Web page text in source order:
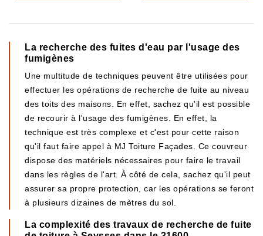
La recherche des fuites d'eau par l'usage des
fumigènes
Une multitude de techniques peuvent être utilisées pour
effectuer les opérations de recherche de fuite au niveau
des toits des maisons. En effet, sachez qu'il est possible
de recourir à l'usage des fumigènes. En effet, la
technique est très complexe et c'est pour cette raison
qu'il faut faire appel à MJ Toiture Façades. Ce couvreur
dispose des matériels nécessaires pour faire le travail
dans les règles de l'art. À côté de cela, sachez qu'il peut
assurer sa propre protection, car les opérations se feront
à plusieurs dizaines de mètres du sol.
La complexité des travaux de recherche de fuite